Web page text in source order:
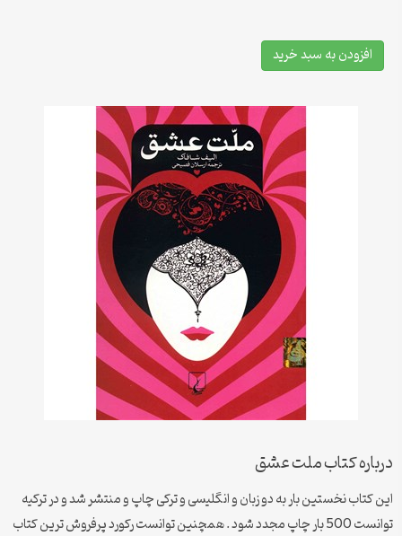
افزودن به سبد خرید
درباره کتاب ملت عشق
این کتاب نخستین بار به دو زبان و انگلیسی و ترکی چاپ و منتشر شد و در ترکیه
توانست 500 بار چاپ مجدد شود . همچنین توانست رکورد پرفروش ترین کتاب